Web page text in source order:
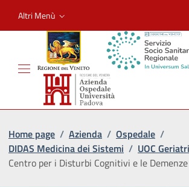
Altri Menù
Home page / Azienda / Ospedale /
DIDAS Medicina dei Sistemi / UOC
Centro per i Disturbi Cognitivi e le Demenze